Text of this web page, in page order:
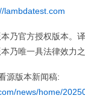
lambdatest.com
乃官方授权版本。
乃唯一具法律效力之
源版本新闻稿:
news/home/